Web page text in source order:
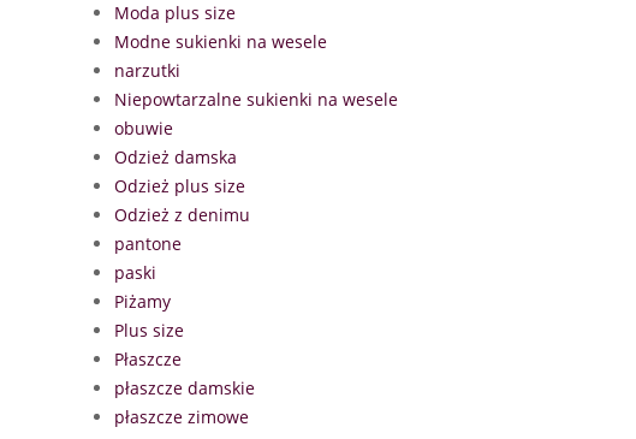
Moda plus size
Modne sukienki na wesele
narzutki
Niepowtarzalne sukienki na wesele
obuwie
Odzież damska
Odzież plus size
Odzież z denimu
pantone
paski
Piżamy
Plus size
Płaszcze
płaszcze damskie
płaszcze zimowe